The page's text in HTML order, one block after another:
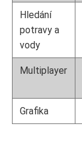
Hledání
potravy a
vody
Multiplayer
Grafika